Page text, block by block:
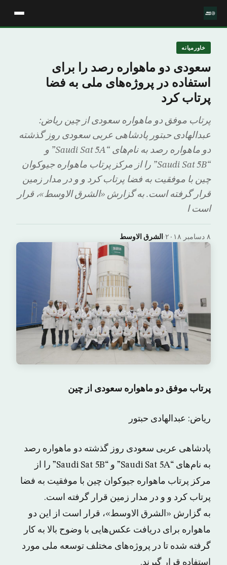
خاورمیانه
سعودی دو ماهواره رصد را برای
استفاده در پروژه‌های ملی به فضا
پرتاب کرد
پرتاب موفق دو ماهواره سعودی از چین ریاض:
عبدالهادی حبتور پادشاهی عربی سعودی روز گذشته
دو ماهواره رصد به نام‌های “Saudi Sat 5A” و
“Saudi Sat 5B” را از مرکز پرتاب ماهواره جیوکوان
چین با موفقیت به فضا پرتاب کرد و و در مدار زمین
قرار گرفته است. به گزارش «الشرق الاوسط»، قرار
است ا
الشرق الاوسط· ۸ دسامبر ۲۰۱۸
پرتاب موفق دو ماهواره سعودی از چین
ریاض: عبدالهادی حبتور
پادشاهی عربی سعودی روز گذشته دو ماهواره رصد
به نام‌های “Saudi Sat 5A” و “Saudi Sat 5B” را از
مرکز پرتاب ماهواره جیوکوان چین با موفقیت به فضا
پرتاب کرد و و در مدار زمین قرار گرفته است.
به گزارش «الشرق الاوسط»، قرار است از این دو
ماهواره برای دریافت عکس‌هایی با وضوح بالا به کار
گرفته شده تا در پروژه‌های مختلف توسعه ملی مورد
استفاده قرار گیرند.